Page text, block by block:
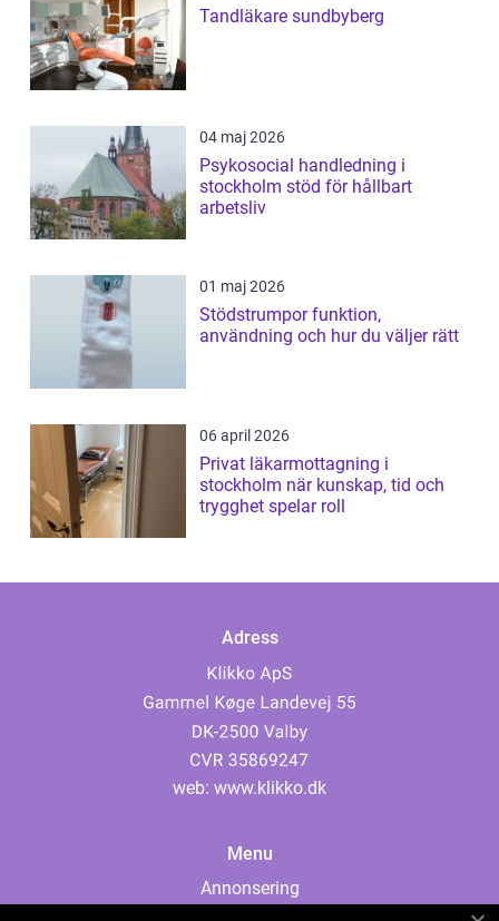
Tandläkare sundbyberg
04 maj 2026
Psykosocial handledning i
stockholm stöd för hållbart
arbetsliv
01 maj 2026
Stödstrumpor funktion,
användning och hur du väljer rätt
06 april 2026
Privat läkarmottagning i
stockholm när kunskap, tid och
trygghet spelar roll
Adress
web: www.klikko.dk
Menu
Annonsering